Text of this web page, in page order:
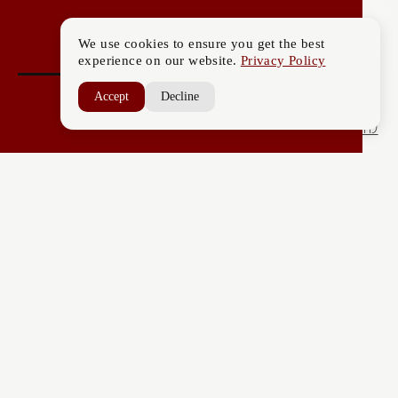
לחזור
We use cookies to ensure you get the best
experience on our website. Privacy Policy
Accept Decline